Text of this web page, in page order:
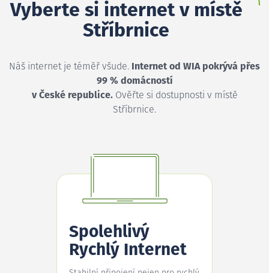
Vyberte si internet v místě
Stříbrnice
Náš internet je téměř všude. Internet od WIA pokrývá přes
99 % domácností
v České republice.Ověřte si dostupnosti v místě
Stříbrnice.
Spolehlivý
Rychlý Internet